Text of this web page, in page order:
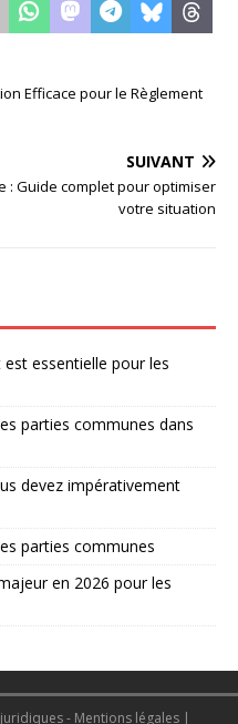
Efficace pour le Règlement
SUIVANT
: Guide complet pour optimiser
votre situation
essentielle pour les
parties communes dans
devez impérativement
parties communes
en 2026 pour les
- Mentions légales |